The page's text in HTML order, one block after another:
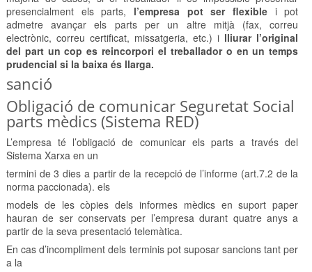
presencialment els parts, l’empresa pot ser flexiblei pot
admetre avançar els parts per un altre mitjà (fax, correu
electrònic, correu certificat, missatgeria, etc.) i lliurar l’original
del part un cop es reincorpori el treballador o en un temps
prudencial si la baixa és llarga.
sanció
Obligació de comunicar Seguretat Social
parts mèdics (Sistema RED)
L’empresa té l’obligació de comunicar els parts a través del
Sistema Xarxa en un
termini de 3 dies a partir de la recepció de l’informe (art.7.2 de la
norma paccionada). els
models de les còpies dels informes mèdics en suport paper
hauran de ser conservats per l’empresa durant quatre anys a
partir de la seva presentació telemàtica.
En cas d’incompliment dels terminis pot suposar sancions tant per
a la